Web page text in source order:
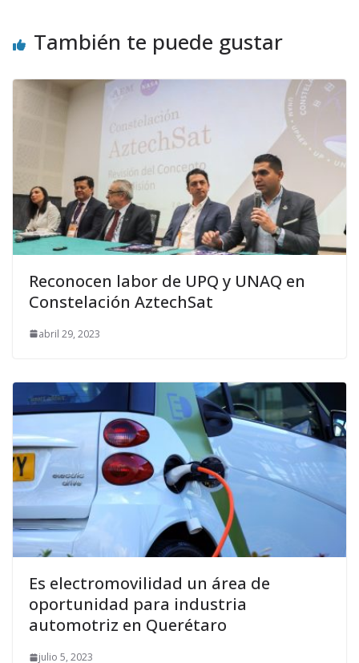
También te puede gustar
Reconocen labor de UPQ y UNAQ en
Constelación AztechSat
abril 29, 2023
Es electromovilidad un área de
oportunidad para industria
automotriz en Querétaro
julio 5, 2023